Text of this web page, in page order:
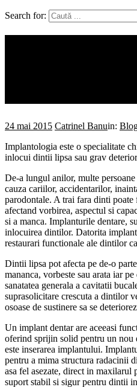
Search for:
24 mai 2015 Catrinel Banuin:
Implantologia este o specialitate
inlocui dintii lipsa sau grav
De-a lungul anilor, multe
cauza cariilor, accidentarilor,
parodontale. A trai fara dinti
afectand vorbirea, aspectul si
si a manca. Implanturile dentare,
inlocuirea dintilor. Datorita
restaurari functionale ale dintilor
Dintii lipsa pot afecta pe de-o
mananca, vorbeste sau arata iar
sanatatea generala a cavitatii
suprasolicitare crescuta a dintilor
osoase de sustinere sa se
Un implant dentar are aceeasi
oferind sprijin solid pentru un
este inserarea implantului.
pentru a mima structura radacinii
asa fel asezate, direct in maxilarul
suport stabil si sigur pentru dintii